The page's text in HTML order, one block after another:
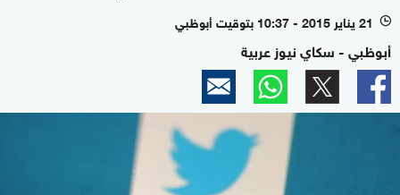
l 21 يناير 2015 - 10:37 بتوقيت أبوظبي
أبوظبي - سكاي نيوز عربية